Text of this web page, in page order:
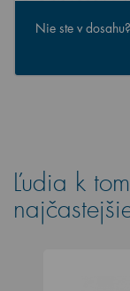
Nie ste v
Ľudia k